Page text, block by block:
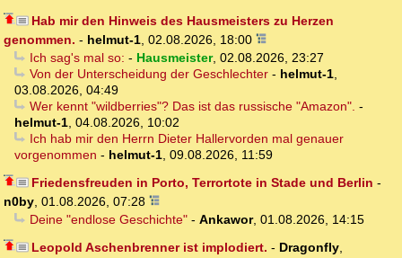
Hab mir den Hinweis des Hausmeisters zu Herzen
genommen. - helmut-1, 02.08.2026, 18:00
Ich sag's mal so: - Hausmeister, 02.08.2026, 23:27
Von der Unterscheidung der Geschlechter- helmut-1,
03.08.2026, 04:49
Wer kennt "wildberries"? Das ist das russische "Amazon". -
helmut-1, 04.08.2026, 10:02
Ich hab mir den Herrn Dieter Hallervorden mal genauer
vorgenommen - helmut-1, 09.08.2026, 11:59
Friedensfreuden in Porto, Terrortote in Stade und Berlin -
n0by, 01.08.2026, 07:28
Deine "endlose Geschichte"- Ankawor, 01.08.2026, 14:15
Leopold Aschenbrenner ist implodiert. - Dragonfly,